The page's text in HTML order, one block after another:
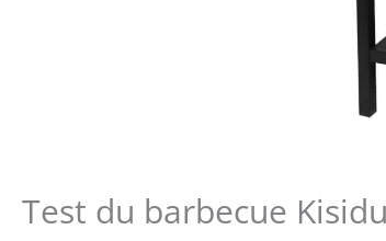
Test du barbecue